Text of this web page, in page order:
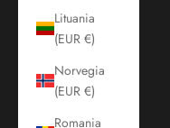
Lituania
(EUR €)
Norvegia
(EUR €)
Romania